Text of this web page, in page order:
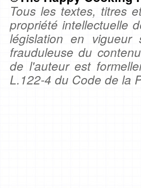
Tous les textes, titres
propriété intellectuelle
législation en vigueur
frauduleuse du
de l'auteur est
L.122-4 du Code de la